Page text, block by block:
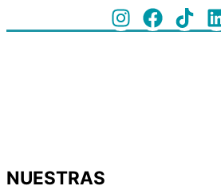
NUESTRAS